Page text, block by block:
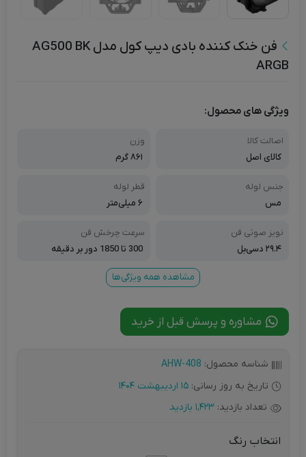
فن خنک کننده بادی دیپ کول مدل AG500 BK
ARGB
ویژگی های محصول:
اصالت کالا
کالای اصل
وزن
۸۶۱ گرم
جنس لوله
مس
قطر لوله
۶ میلی‌متر
نویز صوتی فن
۲۹.۴ دسی‌بل
سرعت چرخش فن
300 تا 1850 دور بر دقیقه
مشاهده همه ویژگی‌ها
مشاوره و پرسش قبل از خرید
شناسه محصول: AHW-408
تاریخ به روز رسانی: 15 اردیبهشت 1404
تعداد بازدید: 1,423 بازدید
انتخاب رنگ